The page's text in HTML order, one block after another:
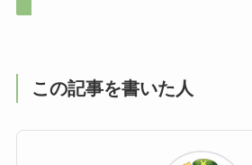
この記事を書いた人